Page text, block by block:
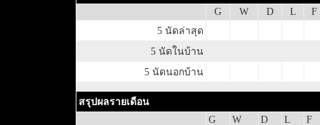
G
W D L
F
5 นัดล่าสุด
5 นัดในบ้าน
5 นัดนอกบ้าน
สรุปผลรายเดือน
G
W D L
F